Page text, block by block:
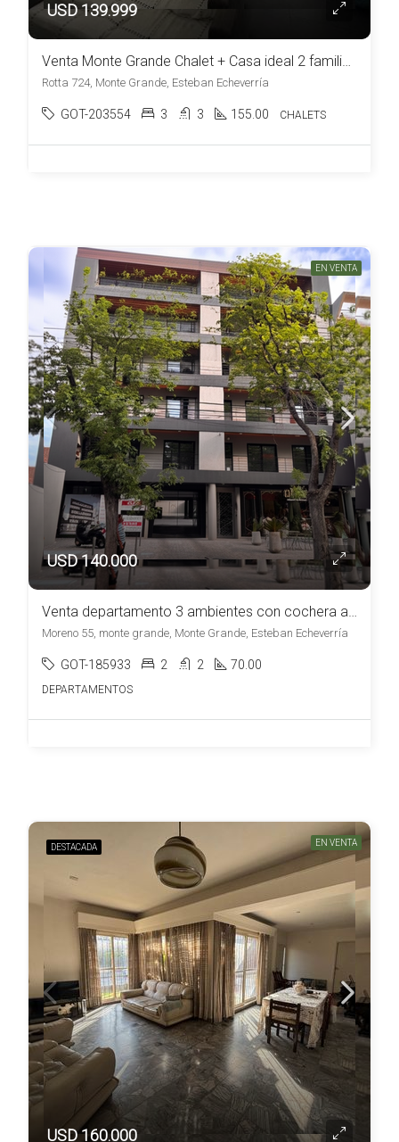
USD 139.999
Venta Monte Grande Chalet + Casa ideal 2 familias o posibilidad de unificar
Rotta 724, Monte Grande, Esteban Echeverría
GOT-203554 3 3 155.00 CHALETS
EN VENTA
USD 140.000
Venta departamento 3 ambientes con cochera a estrenar – Monte Grande
Moreno 55, monte grande, Monte Grande, Esteban Echeverría
GOT-185933 2 2 70.00
DEPARTAMENTOS
DESTACADA EN VENTA
USD 160.000